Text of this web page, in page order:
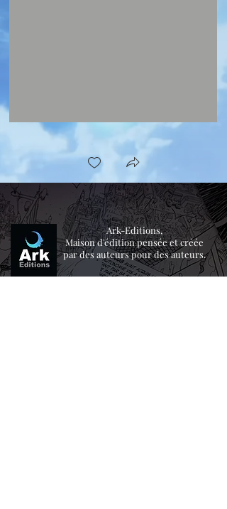
Ark-Editions,
Maison d'édition pensée et créée
par des auteurs pour des auteurs.